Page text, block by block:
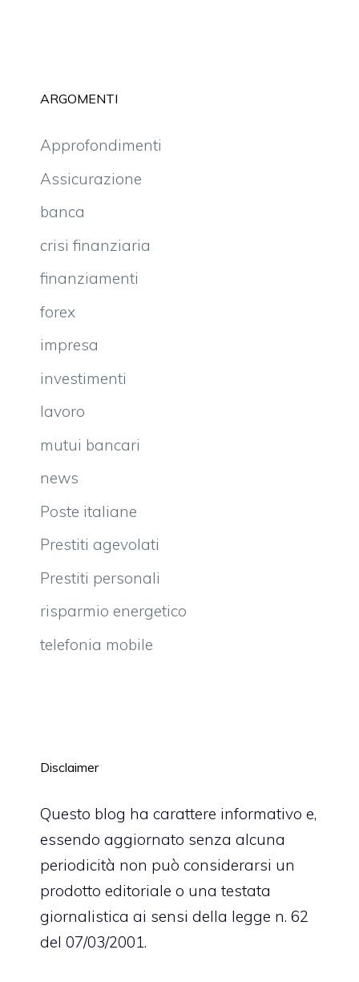
ARGOMENTI
Approfondimenti
Assicurazione
banca
crisi finanziaria
finanziamenti
forex
impresa
investimenti
lavoro
mutui bancari
news
Poste italiane
Prestiti agevolati
Prestiti personali
risparmio energetico
telefonia mobile
Disclaimer
Questo blog ha carattere informativo e,
essendo aggiornato senza alcuna
periodicità non può considerarsi un
prodotto editoriale o una testata
giornalistica ai sensi della legge n. 62
del 07/03/2001.